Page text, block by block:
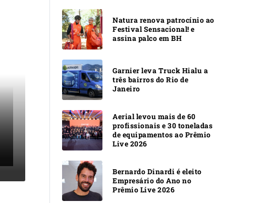
Natura renova patrocínio ao
Festival Sensacional! e
assina palco em BH
Garnier leva Truck Hialu a
três bairros do Rio de
Janeiro
Aerial levou mais de 60
profissionais e 30 toneladas
de equipamentos ao Prêmio
Live 2026
Bernardo Dinardi é eleito
Empresário do Ano no
Prêmio Live 2026